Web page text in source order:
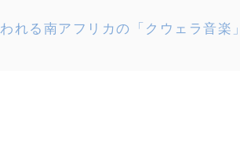
れる南アフリカの「クウェラ音楽」